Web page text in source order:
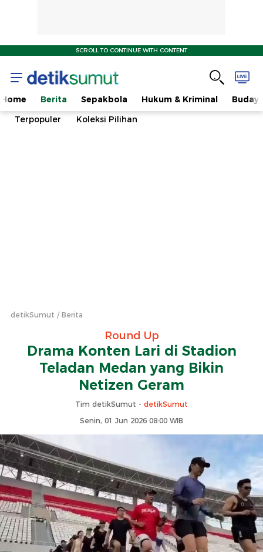
SCROLL TO CONTINUE WITH CONTENT
Home Berita Sepakbola Hukum & Kriminal
Terpopuler
Koleksi Pilihan
detikSumut Berita
Round Up
Drama Konten Lari di Stadion
Teladan Medan yang Bikin
Netizen Geram
Tim detikSumut - detikSumut
Senin, 01 Jun 2026 08:00 WIB